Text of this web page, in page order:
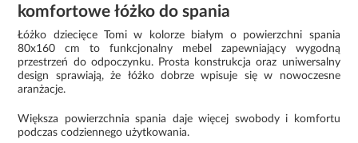
komfortowe łóżko do spania
Łóżko dziecięce Tomi w kolorze białym o powierzchni spania
80x160 cm to funkcjonalny mebel zapewniający wygodną
przestrzeń do odpoczynku. Prosta konstrukcja oraz uniwersalny
design sprawiają, że łóżko dobrze wpisuje się w nowoczesne
aranżacje.
Większa powierzchnia spania daje więcej swobody i komfortu
podczas codziennego użytkowania.